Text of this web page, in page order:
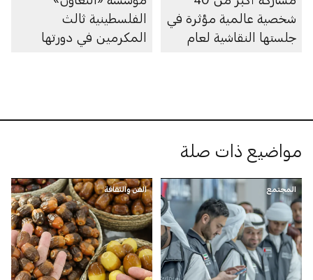
شخصية عالمية مؤثرة في
جلستها النقاشية لعام
الفلسطينية ثالث
المكرمين في دورتها
مواضيع ذات صلة
المجتمع الفن والثقافة